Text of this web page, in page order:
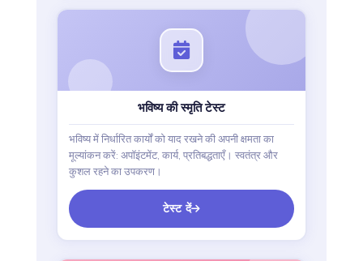
भविष्य की स्मृति टेस्ट
भविष्य में निर्धारित कार्यों को याद रखने की अपनी क्षमता का
मूल्यांकन करें: अपॉइंटमेंट, कार्य, प्रतिबद्धताएँ। स्वतंत्र और
कुशल रहने का उपकरण।
टेस्ट दें